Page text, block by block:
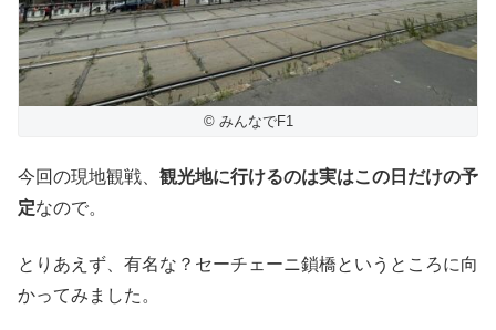
© みんなでF1
今回の現地観戦、 観光地に行けるのは実はこの日だけの予
定なので。
とりあえず、有名な？セーチェーニ鎖橋というところに向
かってみました。